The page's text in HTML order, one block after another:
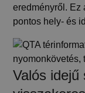
eredményről. Ez
pontos hely- és
Valós idejű